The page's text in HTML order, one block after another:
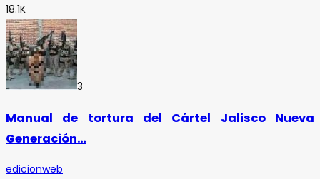
18.1K
3
Manual de tortura del Cártel Jalisco Nueva
Generación…
edicionweb